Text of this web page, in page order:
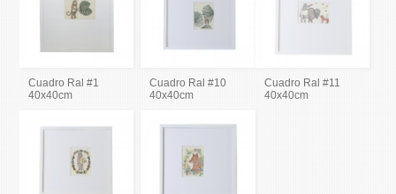
Cuadro Ral #1
40x40cm
Cuadro Ral #10
40x40cm
Cuadro Ral #11
40x40cm